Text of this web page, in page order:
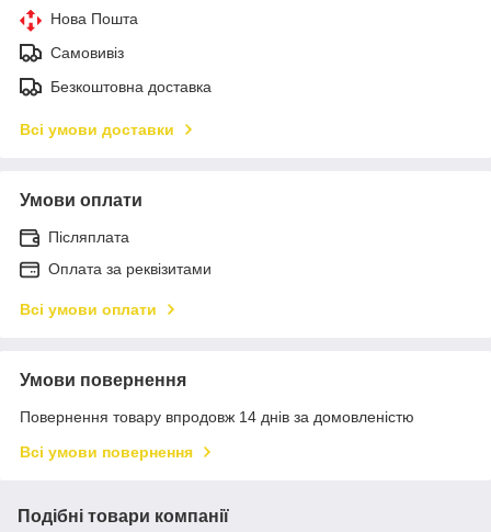
Нова Пошта
Самовивіз
Безкоштовна доставка
Всі умови доставки
Умови оплати
Післяплата
Оплата за реквізитами
Всі умови оплати
Умови повернення
Повернення товару впродовж 14 днів за домовленістю
Всі умови повернення
Подібні товари компанії